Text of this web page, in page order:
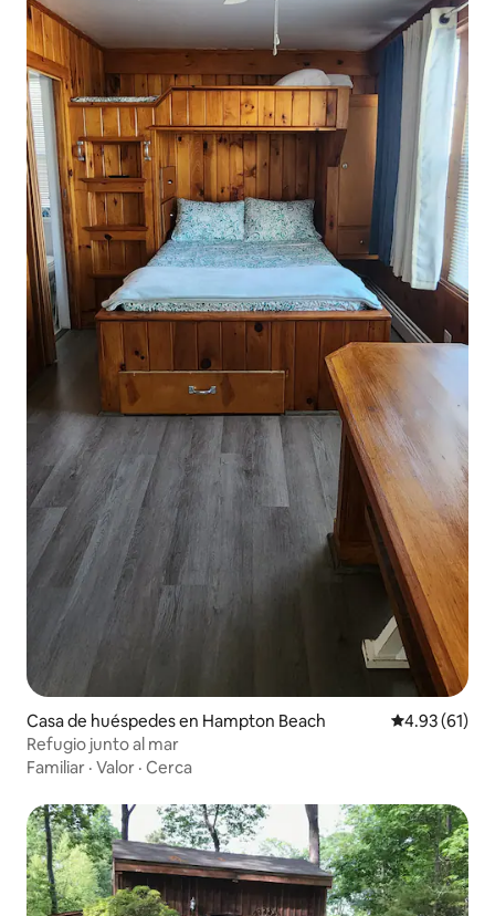
Casa de huéspedes en Hampton Beach Calificación
4.93 (61)
Refugio junto al mar
Familiar · Valor · Cerca